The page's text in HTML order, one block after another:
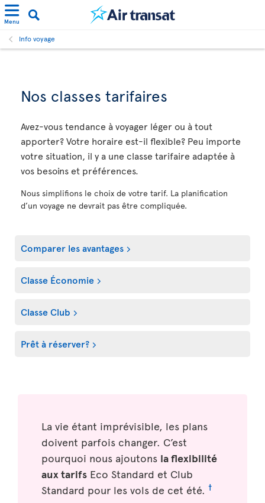
Menu
Info voyage
Nos classes tarifaires
Avez-vous tendance à voyager léger ou à tout
apporter? Votre horaire est-il flexible? Peu importe
votre situation, il y a une classe tarifaire adaptée à
vos besoins et préférences.
Nous simplifions le choix de votre tarif. La planification
d’un voyage ne devrait pas être compliquée.
Comparer les avantages
Classe Économie
Classe Club
Prêt à réserver?
La vie étant imprévisible, les plans
doivent parfois changer. C’est
pourquoi nous ajoutons la flexibilité
aux tarifs Eco Standard et Club
Standard pour les vols de cet été. †